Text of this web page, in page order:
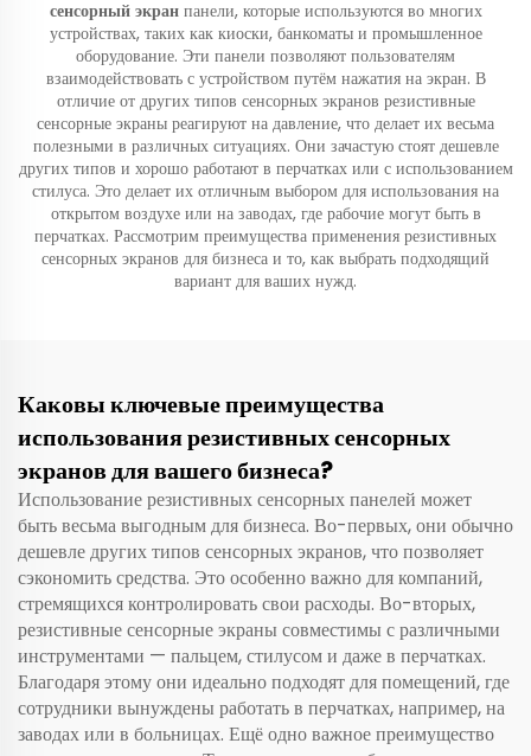
сенсорный экран панели, которые используются во многих
устройствах, таких как киоски, банкоматы и промышленное
оборудование. Эти панели позволяют пользователям
взаимодействовать с устройством путём нажатия на экран. В
отличие от других типов сенсорных экранов резистивные
сенсорные экраны реагируют на давление, что делает их весьма
полезными в различных ситуациях. Они зачастую стоят дешевле
других типов и хорошо работают в перчатках или с использованием
стилуса. Это делает их отличным выбором для использования на
открытом воздухе или на заводах, где рабочие могут быть в
перчатках. Рассмотрим преимущества применения резистивных
сенсорных экранов для бизнеса и то, как выбрать подходящий
вариант для ваших нужд.
Каковы ключевые преимущества
использования резистивных сенсорных
экранов для вашего бизнеса?
Использование резистивных сенсорных панелей может
быть весьма выгодным для бизнеса. Во-первых, они обычно
дешевле других типов сенсорных экранов, что позволяет
сэкономить средства. Это особенно важно для компаний,
стремящихся контролировать свои расходы. Во-вторых,
резистивные сенсорные экраны совместимы с различными
инструментами — пальцем, стилусом и даже в перчатках.
Благодаря этому они идеально подходят для помещений, где
сотрудники вынуждены работать в перчатках, например, на
заводах или в больницах. Ещё одно важное преимущество